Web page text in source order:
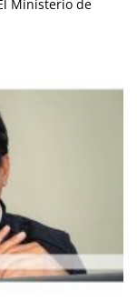
Ministerio de